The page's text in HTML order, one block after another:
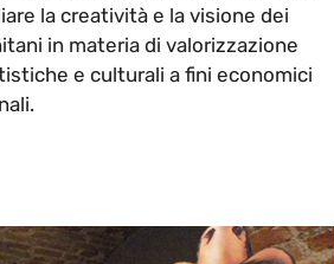
la creatività e la visione dei
in materia di valorizzazione
e culturali a fini economici